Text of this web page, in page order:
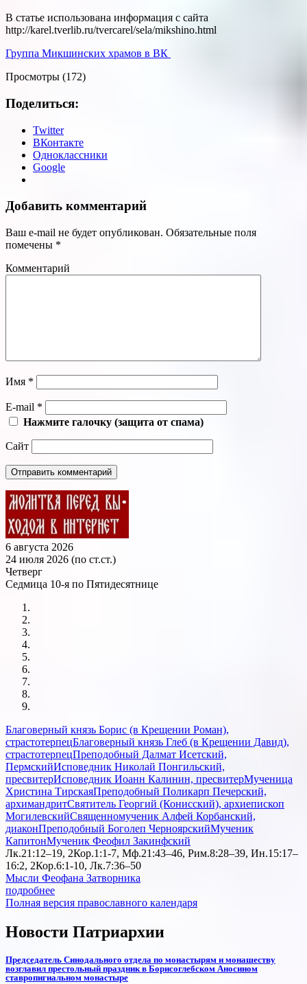
В статье использована информация с сайта
http://karel.tverlib.ru/tvercarel/sela/mikshino.html
Группа Микшинских храмов в ВК
Просмотры (172)
Поделиться:
Twitter
ВКонтакте
Одноклассники
Google
Добавить комментарий
Ваш e-mail не будет опубликован. Обязательные поля
помечены *
Комментарий
Имя *
E-mail *
Нажмите галочку (защита от спама)
Сайт
6 августа 2026
24 июля 2026 (по ст.ст.)
Четверг
Седмица 10-я по Пятидесятнице
Благоверный князь Борис (в Крещении Роман),
страстотерпецБлаговерный князь Глеб (в Крещении Давид),
страстотерпецПреподобный Далмат Исетский,
ПермскийИсповедник Николай Понгильский,
пресвитерИсповедник Иоанн Калинин, пресвитерМученица
Христина ТирскаяПреподобный Поликарп Печерский,
архимандритСвятитель Георгий (Конисский), архиепископ
МогилевскийСвященномученик Алфей Корбанский,
диаконПреподобный Боголеп ЧерноярскийМученик
КапитонМученик Феофил Закинфский
Лк.21:12–19, 2Кор.1:1-7, Мф.21:43–46, Рим.8:28–39, Ин.15:17–
16:2, 2Кор.6:1-10, Лк.7:36–50
Мысли Феофана Затворника
подробнее
Полная версия православного календаря
Новости Патриархии
Председатель Синодального отдела по монастырям и монашеству
возглавил престольный праздник в Борисоглебском Аносином
ставропигиальном монастыре